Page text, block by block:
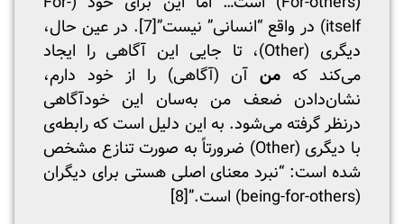
itself) در واقع “انسانی” نیست”
[7]
. در عین حال،
دیگری (Other)، تا جایی این آگاهی را ایجاد
می‌کند که من آن (آگاهی) را از خود دارم،
نشان‌دادن ضعف من به‌سان این خودآگاهی
درنظر گرفته می‌شود. به این دلیل است که رابطه‌ی
با دیگری (Other) ضرورتاً به صورت تنازع مشخص
شده است: “نبرد معنای اصلی هستی برای دیگران
(being-for-others) است.”
[8]